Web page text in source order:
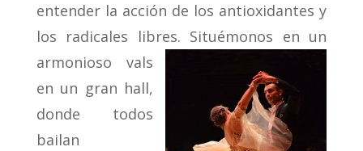
entender la acción de los antioxidantes y
los radicales libres. Situémonos en un
armonioso vals
en un gran hall,
donde todos
bailan